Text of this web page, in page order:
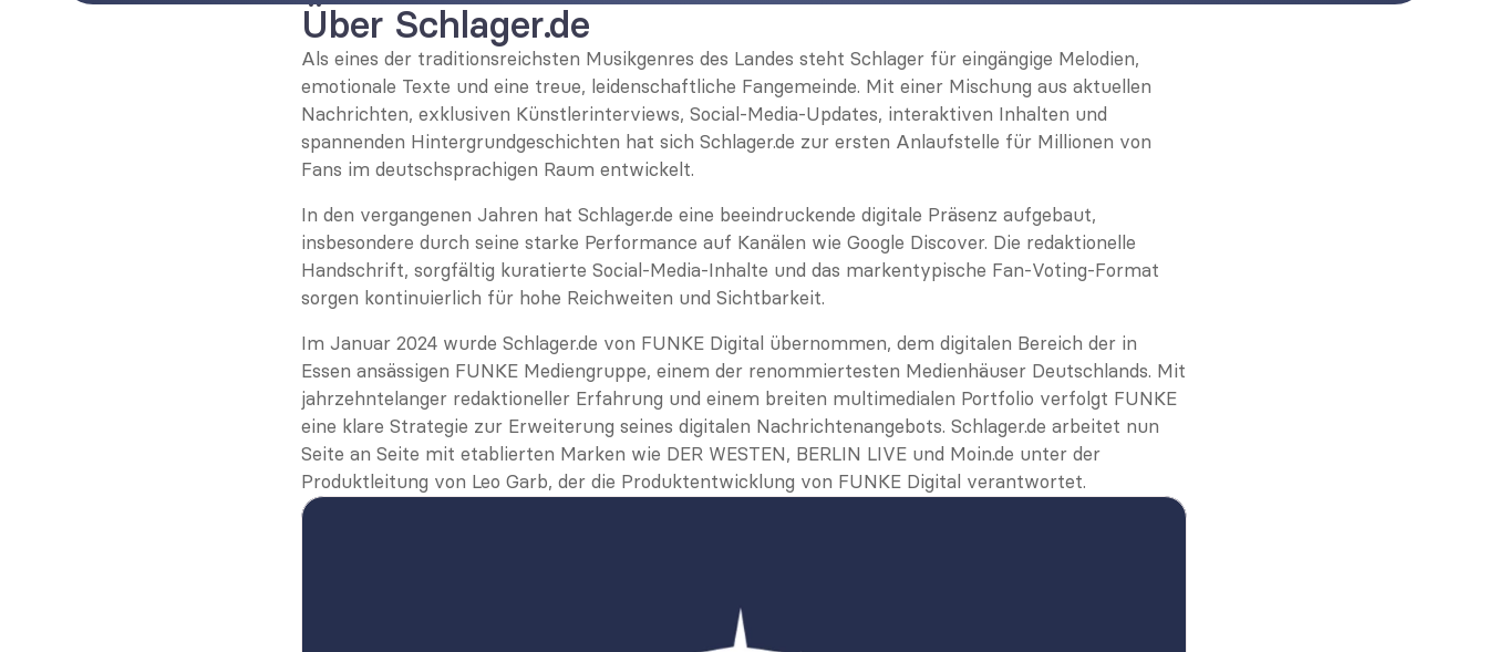
Über Schlager.de
Als eines der traditionsreichsten Musikgenres des Landes steht Schlager für eingängige Melodien,
emotionale Texte und eine treue, leidenschaftliche Fangemeinde. Mit einer Mischung aus aktuellen
Nachrichten, exklusiven Künstlerinterviews, Social-Media-Updates, interaktiven Inhalten und
spannenden Hintergrundgeschichten hat sich Schlager.de zur ersten Anlaufstelle für Millionen von
Fans im deutschsprachigen Raum entwickelt.
In den vergangenen Jahren hat Schlager.de eine beeindruckende digitale Präsenz aufgebaut,
insbesondere durch seine starke Performance auf Kanälen wie Google Discover. Die redaktionelle
Handschrift, sorgfältig kuratierte Social-Media-Inhalte und das markentypische Fan-Voting-Format
sorgen kontinuierlich für hohe Reichweiten und Sichtbarkeit.
Im Januar 2024 wurde Schlager.de von FUNKE Digital übernommen, dem digitalen Bereich der in
Essen ansässigen FUNKE Mediengruppe, einem der renommiertesten Medienhäuser Deutschlands. Mit
jahrzehntelanger redaktioneller Erfahrung und einem breiten multimedialen Portfolio verfolgt FUNKE
eine klare Strategie zur Erweiterung seines digitalen Nachrichtenangebots. Schlager.de arbeitet nun
Seite an Seite mit etablierten Marken wie DER WESTEN, BERLIN LIVE und Moin.de unter der
Produktleitung von Leo Garb, der die Produktentwicklung von FUNKE Digital verantwortet.